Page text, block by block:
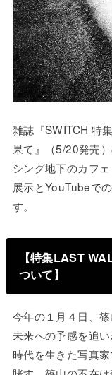
雑誌『SWITCH 特
果て』（5/20発売
シング地下のカフ
展示とYouTubeで
す。
【特集LAST
ついて】
今年の１月４日、
未来への予感を追
時代を生きた写真